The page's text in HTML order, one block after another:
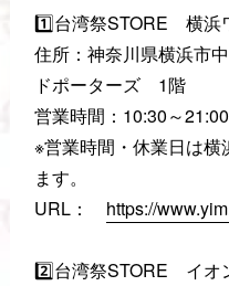
1️⃣台湾祭STORE 横浜
住所：神奈川県横浜市
ドポーターズ 1階
営業時間：10:30～21:00
※営業時間・休業日は横
ます。
URL： https://
2️⃣台湾祭STORE イオ